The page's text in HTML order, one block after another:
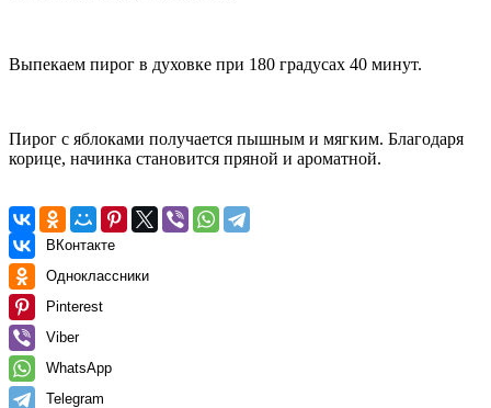
Выпекаем пирог в духовке при 180 градусах 40 минут.
Пирог с яблоками получается пышным и мягким. Благодаря
корице, начинка становится пряной и ароматной.
ВКонтакте
Одноклассники
Pinterest
Viber
WhatsApp
Telegram